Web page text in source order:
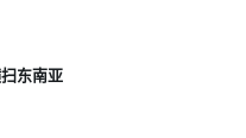
东南亚